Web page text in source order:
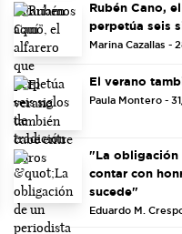
Rubén Cano,
perpetúa seis
Marina Cazallas -
El verano
Paula Montero -
"La obligación
contar con
sucede"
Eduardo M.